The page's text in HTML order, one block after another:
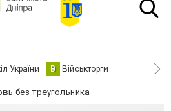
України В Військторги
без треугольника